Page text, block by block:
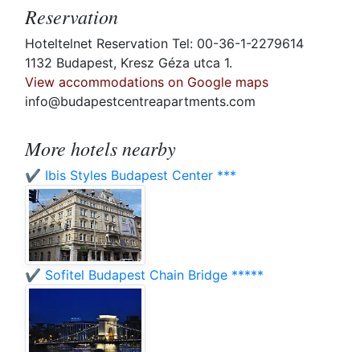
Reservation
Hoteltelnet Reservation Tel: 00-36-1-2279614
1132 Budapest, Kresz Géza utca 1.
View accommodations on Google maps
info@budapestcentreapartments.com
More hotels nearby
✔️ Ibis Styles Budapest Center ***
✔️ Sofitel Budapest Chain Bridge *****